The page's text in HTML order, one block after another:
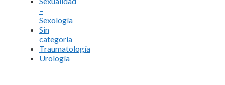
–
Sexología
Sin
categoría
Traumatología
Urología